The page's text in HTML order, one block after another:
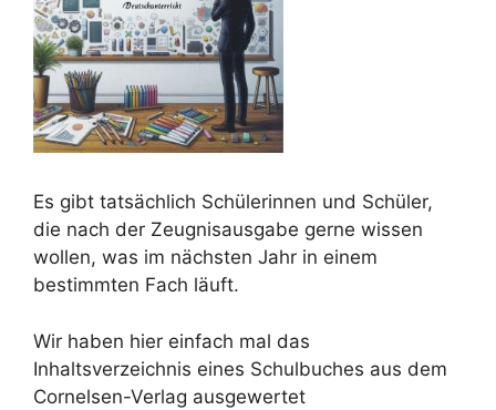
Es gibt tatsächlich Schülerinnen und Schüler,
die nach der Zeugnisausgabe gerne wissen
wollen, was im nächsten Jahr in einem
bestimmten Fach läuft.
Wir haben hier einfach mal das
Inhaltsverzeichnis eines Schulbuches aus dem
Cornelsen-Verlag ausgewertet